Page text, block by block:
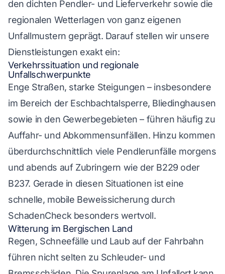
den dichten Pendler- und Lieferverkehr sowie die
regionalen Wetterlagen von ganz eigenen
Unfallmustern geprägt. Darauf stellen wir unsere
Dienstleistungen exakt ein:
Verkehrssituation und regionale
Unfallschwerpunkte
Enge Straßen, starke Steigungen – insbesondere
im Bereich der Eschbachtalsperre, Bliedinghausen
sowie in den Gewerbegebieten – führen häufig zu
Auffahr- und Abkommensunfällen. Hinzu kommen
überdurchschnittlich viele Pendlerunfälle morgens
und abends auf Zubringern wie der B229 oder
B237. Gerade in diesen Situationen ist eine
schnelle, mobile Beweissicherung durch
SchadenCheck besonders wertvoll.
Witterung im Bergischen Land
Regen, Schneefälle und Laub auf der Fahrbahn
führen nicht selten zu Schleuder- und